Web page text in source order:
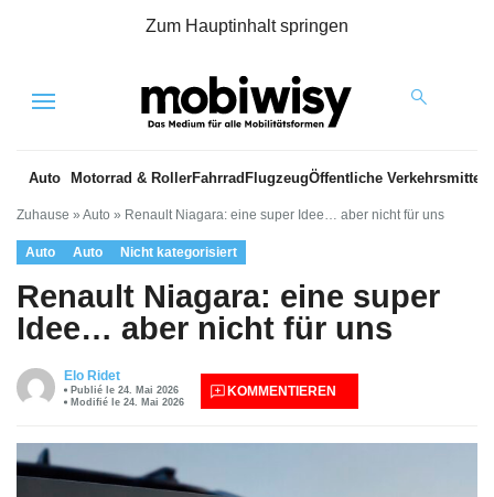
Zum Hauptinhalt springen
Menu
Auto Motorrad & RollerFahrrad FlugzeugÖffentliche Verkehrsmittel
Zuhause » Auto » Renault Niagara: eine super Idee… aber nicht für uns
Auto Auto Nicht kategorisiert
Renault Niagara: eine super
Idee… aber nicht für uns
Elo Ridet
Publié le 24. Mai 2026
Modifié le 24. Mai 2026
KOMMENTIEREN